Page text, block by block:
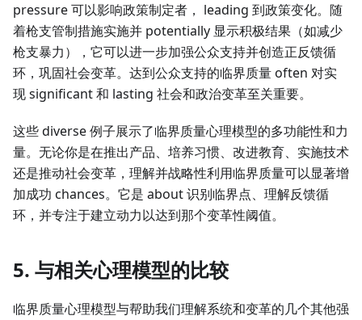
pressure 可以影响政策制定者， leading 到政策变化。随
着枪支管制措施实施并 potentially 显示积极结果（如减少
枪支暴力），它可以进一步加强公众支持并创造正反馈循
环，巩固社会变革。达到公众支持的临界质量 often 对实
现 significant 和 lasting 社会和政治变革至关重要。
这些 diverse 例子展示了临界质量心理模型的多功能性和力
量。无论你是在推出产品、培养习惯、改进教育、实施技术
还是推动社会变革，理解并战略性利用临界质量可以显著增
加成功 chances。它是 about 识别临界点、理解反馈循
环，并专注于建立动力以达到那个变革性阈值。
5. 与相关心理模型的比较
临界质量心理模型与帮助我们理解系统和变革的几个其他强